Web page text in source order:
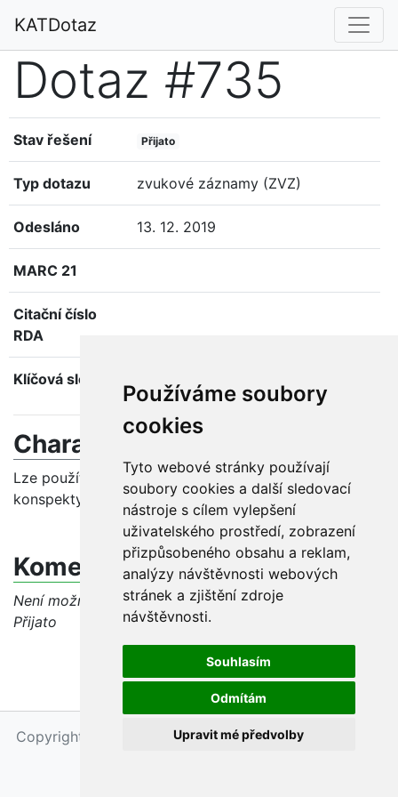
Používáme soubory
cookies
Tyto webové stránky používají
soubory cookies a další sledovací
nástroje s cílem vylepšení
uživatelského prostředí, zobrazení
přizpůsobeného obsahu a reklam,
analýzy návštěvnosti webových
stránek a zjištění zdroje
návštěvnosti.
Souhlasím
Odmítám
Upravit mé předvolby
KATDotaz
Dotaz #735
Stav řešení Přijato
Typ dotazu zvukové záznamy (ZVZ)
Odesláno 13. 12. 2019
MARC 21
Citační číslo
RDA
Klíčová slova
Charakteristika problému
Lze použít při věcné katalogizaci filmové hudby dva
konspekty, např. 78+791, 78.011.26+791, 785+791?
Komentáře
Není možné vkládat komentáře, jelikož dotaz má stav
Přijato
Copyright © 2026 - Národní knihovna ČR, Petr Maňas